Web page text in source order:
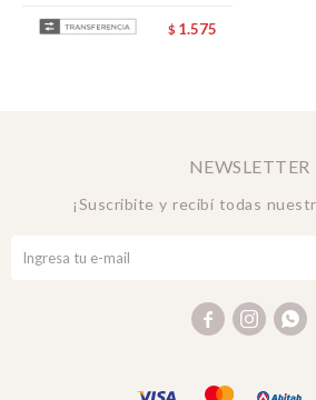
$ 1.575
NEWSLETTER
¡Suscribite y recibí todas
  